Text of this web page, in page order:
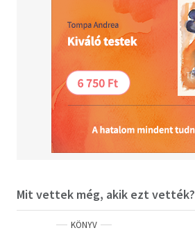
Mit vettek még, akik ezt vették?
KÖNYV